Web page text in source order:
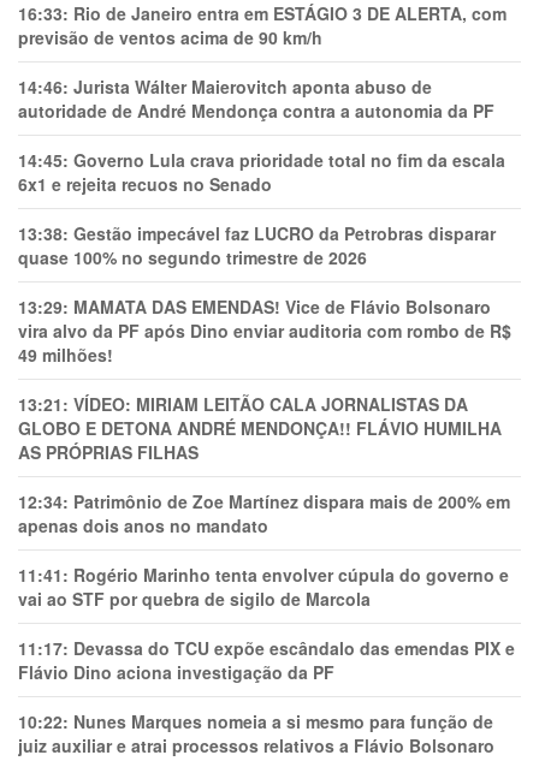
16:33: Rio de Janeiro entra em ESTÁGIO 3 DE ALERTA, com
previsão de ventos acima de 90 km/h
14:46: Jurista Wálter Maierovitch aponta abuso de
autoridade de André Mendonça contra a autonomia da PF
14:45: Governo Lula crava prioridade total no fim da escala
6x1 e rejeita recuos no Senado
13:38: Gestão impecável faz LUCRO da Petrobras disparar
quase 100% no segundo trimestre de 2026
13:29: MAMATA DAS EMENDAS! Vice de Flávio Bolsonaro
vira alvo da PF após Dino enviar auditoria com rombo de R$
49 milhões!
13:21: VÍDEO: MIRIAM LEITÃO CALA JORNALISTAS DA
GLOBO E DETONA ANDRÉ MENDONÇA!! FLÁVIO HUMILHA
AS PRÓPRIAS FILHAS
12:34: Patrimônio de Zoe Martínez dispara mais de 200% em
apenas dois anos no mandato
11:41: Rogério Marinho tenta envolver cúpula do governo e
vai ao STF por quebra de sigilo de Marcola
11:17: Devassa do TCU expõe escândalo das emendas PIX e
Flávio Dino aciona investigação da PF
10:22: Nunes Marques nomeia a si mesmo para função de
juiz auxiliar e atrai processos relativos a Flávio Bolsonaro